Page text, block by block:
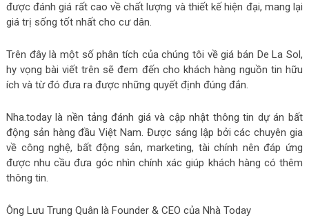
được đánh giá rất cao về chất lượng và thiết kế hiện đại, mang lại
giá trị sống tốt nhất cho cư dân.
Trên đây là một số phân tích của chúng tôi về giá bán De La Sol,
hy vọng bài viết trên sẽ đem đến cho khách hàng nguồn tin hữu
ích và từ đó đưa ra được những quyết định đúng đắn.
Nha.today là nền tảng đánh giá và cập nhật thông tin dự án bất
động sản hàng đầu Việt Nam. Được sáng lập bởi các chuyên gia
về công nghệ, bất động sản, marketing, tài chính nên đáp ứng
được nhu cầu đưa góc nhìn chính xác giúp khách hàng có thêm
thông tin.
Ông Lưu Trung Quân là Founder & CEO của Nhà Today